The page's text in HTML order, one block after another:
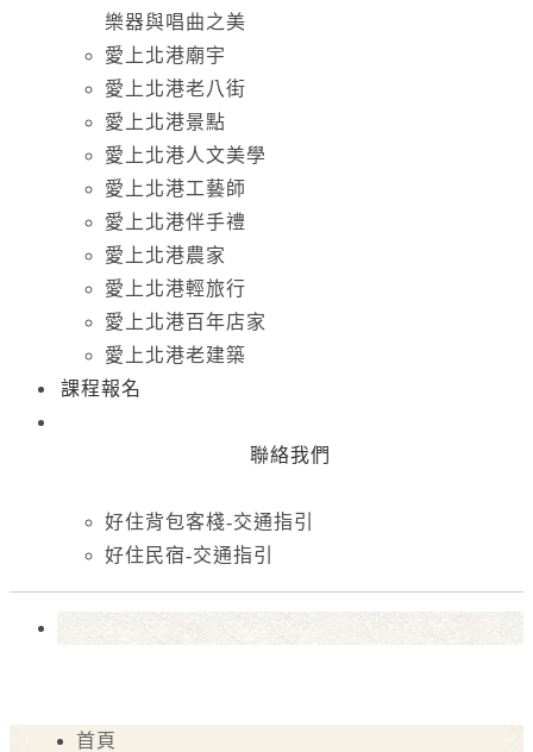
樂器與唱曲之美
愛上北港廟宇
愛上北港老八街
愛上北港景點
愛上北港人文美學
愛上北港工藝師
愛上北港伴手禮
愛上北港農家
愛上北港輕旅行
愛上北港百年店家
愛上北港老建築
課程報名
聯絡我們
好住背包客棧-交通指引
好住民宿-交通指引
首頁